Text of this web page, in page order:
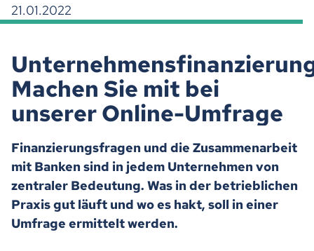
21.01.2022
Machen Sie mit bei
unserer Online-Umfrage
Finanzierungsfragen und die Zusammenarbeit
mit Banken sind in jedem Unternehmen von
zentraler Bedeutung. Was in der betrieblichen
Praxis gut läuft und wo es hakt, soll in einer
Umfrage ermittelt werden.